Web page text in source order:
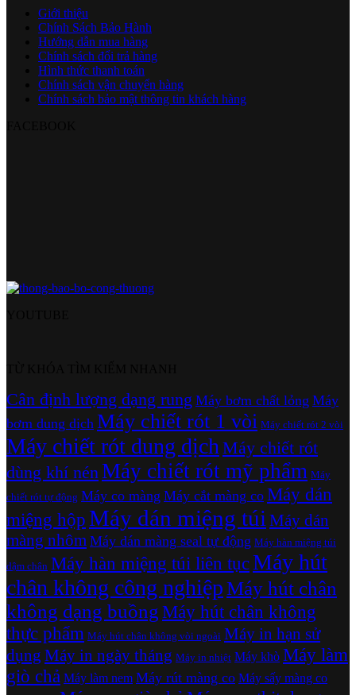
Giới thiệu
Chính Sách Bảo Hành
Hướng dẫn mua hàng
Chính sách đổi trả hàng
Hình thức thanh toán
Chính sách vận chuyển hàng
Chính sách bảo mật thông tin khách hàng
Cân định lượng dạng rung Máy bơm chất lỏng Máy
bơm dung dịch Máy chiết rót 1 vòi Máy chiết rót 2 vòi
Máy chiết rót dung dịchMáy chiết rót
dùng khí nénMáy chiết rót mỹ phẩm Máy
chiết rót tự động Máy co màng Máy cắt màng co Máy dán
miệng hộpMáy dán miệng túi Máy dán
màng nhôm Máy dán màng seal tự động Máy hàn miệng túi
dậm chân Máy hàn miệng túi liên tụcMáy hút
chân không công nghiệpMáy hút chân
không dạng buồngMáy hút chân không
thực phẩm Máy hút chân không vòi ngoài Máy in hạn sử
dụng Máy in ngày tháng Máy in nhiệt Máy khò Máy làm
giò chả Máy làm nem Máy rút màng co Máy sấy màng co